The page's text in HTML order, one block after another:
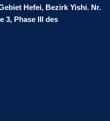
Hefei, Bezirk Yishi. Nr.
3, Phase III des